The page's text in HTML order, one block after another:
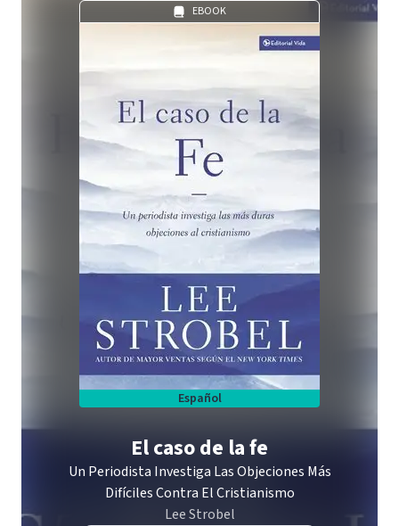
EBOOK
Español
El caso de la fe
Un Periodista Investiga Las Objeciones Más
Difíciles Contra El Cristianismo
Lee Strobel